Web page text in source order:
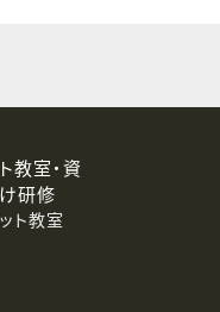
教室・資
研修
ト教室